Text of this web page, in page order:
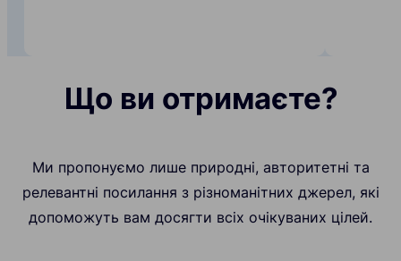
Що ви отримаєте?
Ми пропонуємо лише природні, авторитетні та
релевантні посилання з різноманітних джерел, які
допоможуть вам досягти всіх очікуваних цілей.